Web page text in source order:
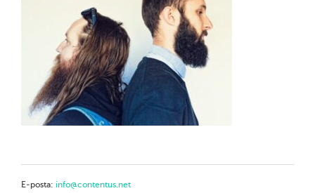
E-posta: info@contentus.net